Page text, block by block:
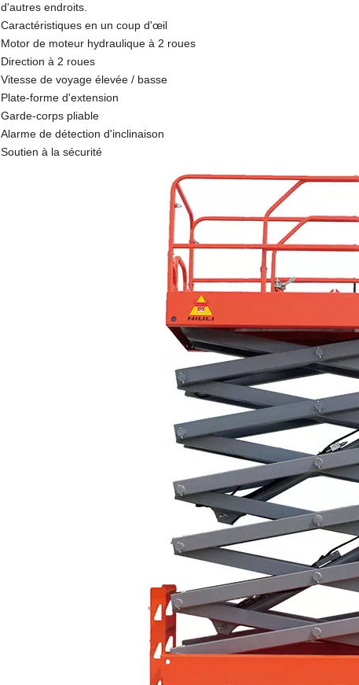
d'autres endroits.
Caractéristiques en un coup d'œil
Motor de moteur hydraulique à 2 roues
Direction à 2 roues
Vitesse de voyage élevée / basse
Plate-forme d'extension
Garde-corps pliable
Alarme de détection d'inclinaison
Soutien à la sécurité